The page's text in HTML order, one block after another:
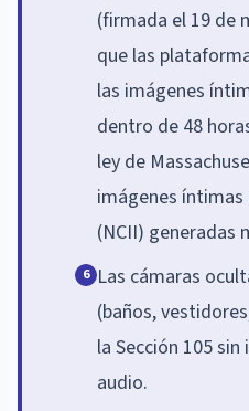
(firmada el 19 de
que las
las imágenes
dentro de 48
ley de
imágenes íntimas
(NCII) generadas
6 Las cámaras
(baños,
la Sección 105
audio.